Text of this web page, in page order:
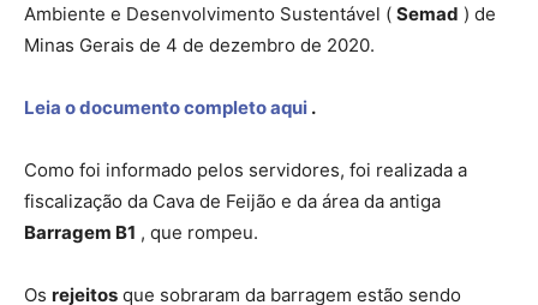
Ambiente e Desenvolvimento Sustentável ( Semad ) de
Minas Gerais de 4 de dezembro de 2020.
Leia o documento completo aqui .
Como foi informado pelos servidores, foi realizada a
fiscalização da Cava de Feijão e da área da antiga
Barragem B1 , que rompeu.
Os rejeitos que sobraram da barragem estão sendo